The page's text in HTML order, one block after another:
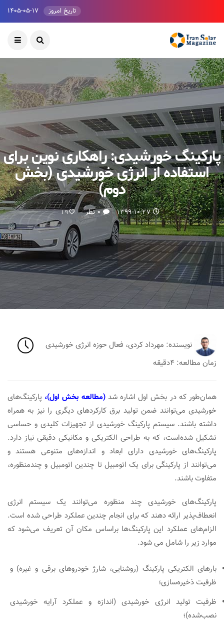
تاریخ امروز ۱۴۰۵-۰۵-۱۷
پارکینگ خورشیدی: راهکاری نوین برای
استفاده از انرژی خورشیدی (بخش
دوم)
۱۳۹۹-۱۰-۲۷ ۰ نظر 19
نویسنده: مهرداد کردی، فعال حوزه انرژی خورشیدی
زمان مطالعه: ۴دقیقه
همان‌طور که در بخش اول اشاره شد(مطالعه بخش اول)،
پارکینگ‎‌های
خورشیدی می‌توانند ضمن تولید برق کارکردهای دیگری را نیز به همراه
داشته باشند. سیستم‌ پارکینگ خورشیدی از تجهیزات کلیدی و حساسی
تشکیل شده‌است، که به طراحی الکتریکی و مکانیکی دقیقی نیاز دارد.
پارکینگ‌های خورشیدی دارای ابعاد و اندازه‌های متنوعی هستند و
می‌توانند از پارکینگی برای یک اتومبیل تا چندین اتومبیل و چندمنظوره،
متفاوت باشند.
پارکینگ‌های خورشیدی چند منظوره می‌توانند یک سیستم انرژی
انعطاف‌پذیر ارائه دهند که برای انجام چندین عملکرد طراحی شده است.
الزام‌های عملکرد این پارکینگ‌ها براساس مکان آن تعریف می‌شود که
موارد زیر را شامل می شود.
بارهای الکتریکی پارکینگ (روشنایی، شارژ خودروهای برقی و غیره) و
ظرفیت ذخیره‌سازی؛
ظرفیت تولید انرژی خورشیدی (اندازه و عملکرد آرایه خورشیدی
نصب‌شده)؛